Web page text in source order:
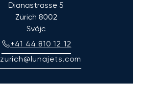
Dianastrasse 5
Zürich 8002
Svájc
+41 44 810 12 12
zurich@lunajets.com